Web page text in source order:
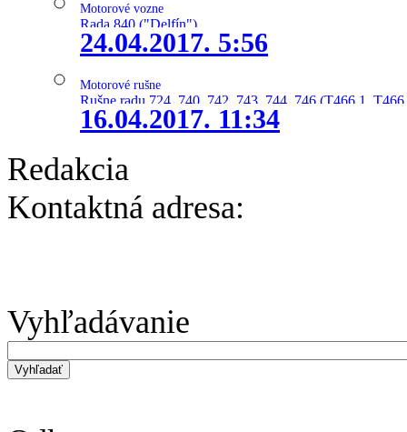
Motorové vozne
Rada 840 ("Delfín")
24.04.2017. 5:56
Motorové rušne
Rušne radu 724, 740, 742, 743, 744, 746 (T466.1,
16.04.2017. 11:34
Redakcia
Kontaktná adresa:
Vyhľadávanie